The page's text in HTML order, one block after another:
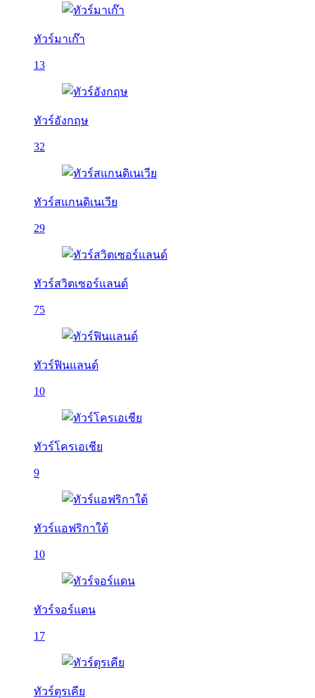
ทัวร์มาเก๊า
13
ทัวร์อังกฤษ
32
ทัวร์สแกนดิเนเวีย
29
ทัวร์สวิตเซอร์แลนด์
75
ทัวร์ฟินแลนด์
10
ทัวร์โครเอเชีย
9
ทัวร์แอฟริกาใต้
10
ทัวร์จอร์แดน
17
ทัวร์ตุรเคีย